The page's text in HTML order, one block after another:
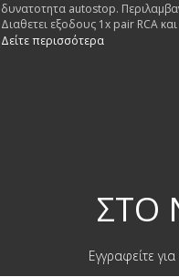
δυνατοτητα autostop.
Διαθετει εξοδους 1x pair RCA
Δείτε περισσότερα
ΣΤΟ
Εγγραφείτε